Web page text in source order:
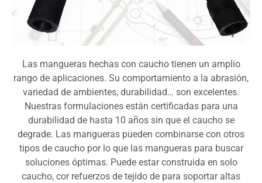
Las mangueras hechas con caucho tienen un amplio
rango de aplicaciones. Su comportamiento a la abrasión,
variedad de ambientes, durabilidad… son excelentes.
Nuestras formulaciones están certificadas para una
durabilidad de hasta 10 años sin que el caucho se
degrade. Las mangueras pueden combinarse con otros
tipos de caucho por lo que las mangueras para buscar
soluciones óptimas. Puede estar construida en solo
caucho, cor refuerzos de tejido de para soportar altas